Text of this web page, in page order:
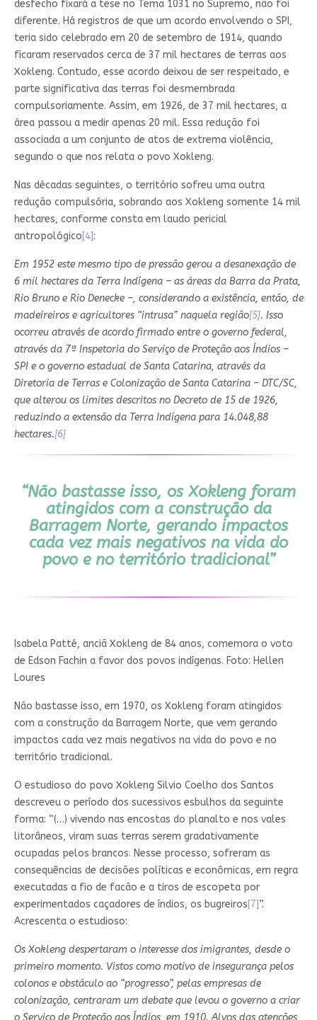
desfecho fixará a tese no Tema 1031 no Supremo, não foi
diferente. Há registros de que um acordo envolvendo o SPI,
teria sido celebrado em 20 de setembro de 1914, quando
ficaram reservados cerca de 37 mil hectares de terras aos
Xokleng. Contudo, esse acordo deixou de ser respeitado, e
parte significativa das terras foi desmembrada
compulsoriamente. Assim, em 1926, de 37 mil hectares, a
área passou a medir apenas 20 mil. Essa redução foi
associada a um conjunto de atos de extrema violência,
segundo o que nos relata o povo Xokleng.
Nas décadas seguintes, o território sofreu uma outra
redução compulsória, sobrando aos Xokleng somente 14 mil
hectares, conforme consta em laudo pericial
antropológico[4]:
Em 1952 este mesmo tipo de pressão gerou a desanexação de
6 mil hectares da Terra Indígena – as áreas da Barra da Prata,
Rio Bruno e Rio Denecke –, considerando a existência, então, de
madeireiros e agricultores “intrusa” naquela região[5]. Isso
ocorreu através de acordo firmado entre o governo federal,
através da 7ª Inspetoria do Serviço de Proteção aos Índios –
SPI e o governo estadual de Santa Catarina, através da
Diretoria de Terras e Colonização de Santa Catarina – DTC/SC,
que alterou os limites descritos no Decreto de 15 de 1926,
reduzindo a extensão da Terra Indígena para 14.048,88
hectares.[6]
“Não bastasse isso, os Xokleng foram
atingidos com a construção da
Barragem Norte, gerando impactos
cada vez mais negativos na vida do
povo e no território tradicional”
Isabela Patté, anciã Xokleng de 84 anos, comemora o voto
de Edson Fachin a favor dos povos indígenas. Foto: Hellen
Loures
Não bastasse isso, em 1970, os Xokleng foram atingidos
com a construção da Barragem Norte, que vem gerando
impactos cada vez mais negativos na vida do povo e no
território tradicional.
O estudioso do povo Xokleng Silvio Coelho dos Santos
descreveu o período dos sucessivos esbulhos da seguinte
forma: “(…) vivendo nas encostas do planalto e nos vales
litorâneos, viram suas terras serem gradativamente
ocupadas pelos brancos. Nesse processo, sofreram as
consequências de decisões políticas e econômicas, em regra
executadas a fio de facão e a tiros de escopeta por
experimentados caçadores de índios, os bugreiros[7]”.
Acrescenta o estudioso:
Os Xokleng despertaram o interesse dos imigrantes, desde o
primeiro momento. Vistos como motivo de insegurança pelos
colonos e obstáculo ao “progresso”, pelas empresas de
colonização, centraram um debate que levou o governo a criar